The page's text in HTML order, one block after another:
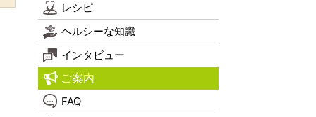
レシピ
ヘルシーな知識
インタビュー
ご案内
FAQ